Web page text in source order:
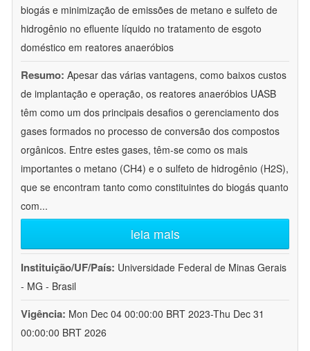
biogás e minimização de emissões de metano e sulfeto de
hidrogênio no efluente líquido no tratamento de esgoto
doméstico em reatores anaeróbios
Resumo: Apesar das várias vantagens, como baixos custos
de implantação e operação, os reatores anaeróbios UASB
têm como um dos principais desafios o gerenciamento dos
gases formados no processo de conversão dos compostos
orgânicos. Entre estes gases, têm-se como os mais
importantes o metano (CH4) e o sulfeto de hidrogênio (H2S),
que se encontram tanto como constituintes do biogás quanto
com...
leia mais
Instituição/UF/País: Universidade Federal de Minas Gerais
- MG - Brasil
Vigência: Mon Dec 04 00:00:00 BRT 2023-Thu Dec 31
00:00:00 BRT 2026